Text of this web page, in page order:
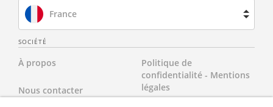
France
Espagne
Pays-Bas
SOCIÉTÉ
À propos
Nous contacter
Politique de
confidentialité - Mentions
légales